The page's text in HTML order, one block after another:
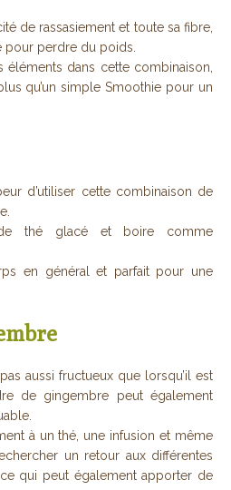
de rassasiement et toute sa fibre,
pour perdre du poids.
éléments dans cette combinaison,
qu’un simple Smoothie pour un
d’utiliser cette combinaison de
thé glacé et boire comme
en général et parfait pour une
aussi fructueux que lorsqu’il est
de gingembre peut également
à un thé, une infusion et même
un retour aux différentes
qui peut également apporter de